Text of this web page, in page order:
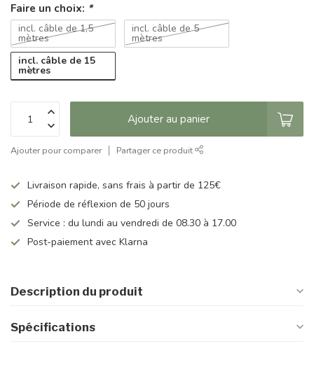
Faire un choix: *
incl. câble de 1,5
mètres
incl. câble de 5
mètres
incl. câble de 15
mètres
Ajouter au panier
Ajouter pour comparer Partager ce produit
Livraison rapide, sans frais à partir de 125€
Période de réflexion de 50 jours
Service : du lundi au vendredi de 08.30 à 17.00
Post-paiement avec Klarna
Description du produit
Spécifications